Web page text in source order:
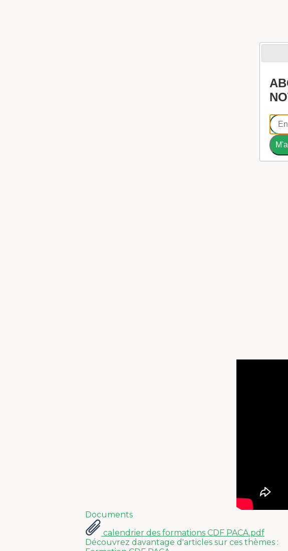
Documents
calendrier des formations CDF PACA.pdf
Découvrez davantage d'articles sur ces thèmes :